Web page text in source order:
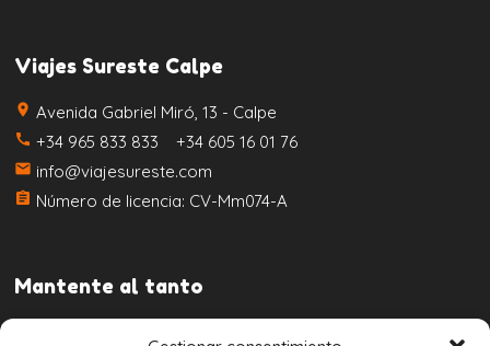
Viajes Sureste Calpe
place Avenida Gabriel Miró, 13 - Calpe
call +34 965 833 833 +34 605 16 01 76
email info@viajesureste.com
assignment Número de licencia: CV-Mm074-A
Mantente al tanto